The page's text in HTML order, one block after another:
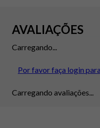
AVALIAÇÕES
Carregando...
Por favor faça login
Carregando avaliações...